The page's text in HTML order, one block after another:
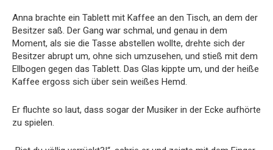
Anna brachte ein Tablett mit Kaffee an den Tisch, an dem der
Besitzer saß. Der Gang war schmal, und genau in dem
Moment, als sie die Tasse abstellen wollte, drehte sich der
Besitzer abrupt um, ohne sich umzusehen, und stieß mit dem
Ellbogen gegen das Tablett. Das Glas kippte um, und der heiße
Kaffee ergoss sich über sein weißes Hemd.
Er fluchte so laut, dass sogar der Musiker in der Ecke aufhörte
zu spielen.